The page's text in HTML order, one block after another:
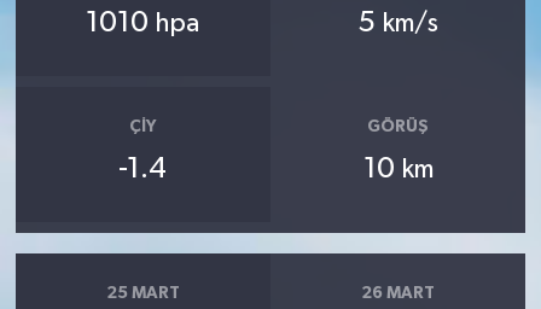
1010 hpa 5 km/s
ÇIY
-1.4
GÖRÜŞ
10 km
25 MART 26 MART